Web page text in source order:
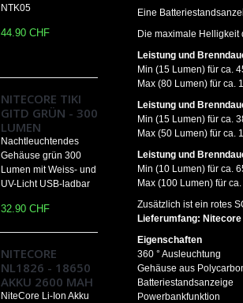
NTK05
44.90 CHF
NITECORE TIKI
GITD GRÜN - 300
LUMEN
Nachtleuchtendes
Gehäuse grün 300
Lumen mit Weiss- und
UV-Licht USB-ladbar
32.90 CHF
NITECORE
NL1826 - 18650
AKKU 2600 MAH
NiteCore Li-Ion Akku
Eine
Die maximale Helligkeit
Leistung und
Min (15 Lumen) für ca.
Max (80 Lumen) für ca.
Leistung und
Min (15 Lumen) für ca.
Max (50 Lumen) für ca.
Leistung und
Min (10 Lumen) für ca.
Max (100 Lumen) für
Zusätzlich ist ein rotes
Lieferumfang: Nitecore
Eigenschaften
360 ° Ausleuchtung
Gehäuse aus
Batteriestandsanzeige
Powerbankfunktion